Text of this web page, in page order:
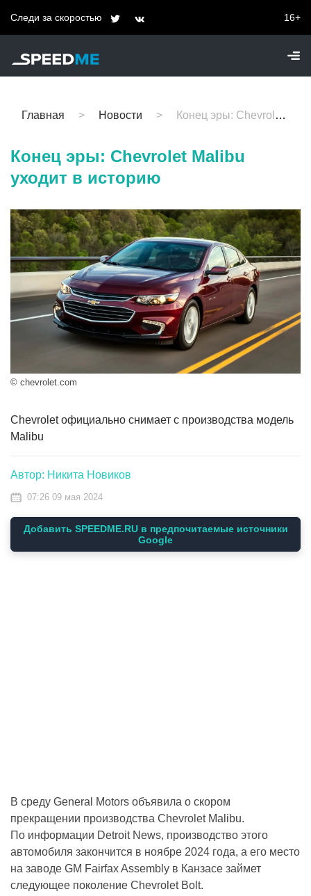
Следи за скоростью 16+
Главная Новости Конец эры: Chevrolet Malibu уходит в историю
Конец эры: Chevrolet Malibu
уходит в историю
© chevrolet.com
Chevrolet официально снимает с производства модель
Malibu
Автор: Никита Новиков
07:26 09 мая 2024
Добавить SPEEDME.RU в предпочитаемые источники
Google
В среду General Motors объявила о скором
прекращении производства Chevrolet Malibu.
По информации Detroit News, производство этого
автомобиля закончится в ноябре 2024 года, а его место
на заводе GM Fairfax Assembly в Канзасе займет
следующее поколение Chevrolet Bolt.